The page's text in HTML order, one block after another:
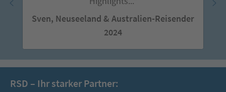
Sven, Neuseeland & Australien-Reisender
2024
RSD – Ihr starker Partner: